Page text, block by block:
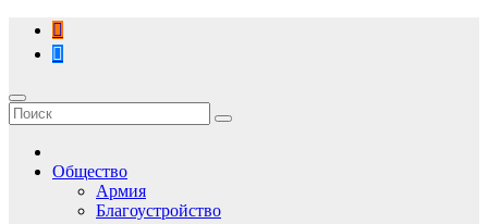
Перейти
содержимому
Общество
Армия
Благоустройство